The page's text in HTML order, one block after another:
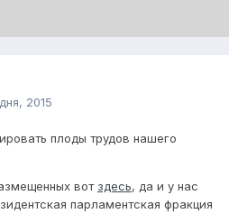
2015
плоды трудов нашего
вот здесь, да и у нас
парламентская фракция